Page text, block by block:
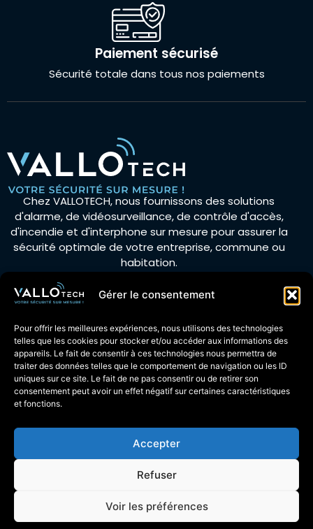
Gérer le consentement
Pour offrir les meilleures expériences, nous utilisons des technologies
telles que les cookies pour stocker et/ou accéder aux informations des
appareils. Le fait de consentir à ces technologies nous permettra de
traiter des données telles que le comportement de navigation ou les ID
uniques sur ce site. Le fait de ne pas consentir ou de retirer son
consentement peut avoir un effet négatif sur certaines caractéristiques
et fonctions.
Accepter
Refuser
Voir les préférences
Paiement sécurisé
Sécurité totale dans tous nos paiements
Chez VALLOTECH, nous fournissons des solutions
d'alarme, de vidéosurveillance, de contrôle d'accès,
d'incendie et d'interphone sur mesure pour assurer la
sécurité optimale de votre entreprise, commune ou
habitation.
Recrutement
Espace client
Espace technicien
Nous suivre :
Mentions légales| Tous droits réservés 2026